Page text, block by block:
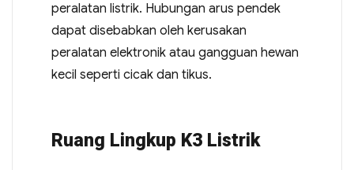
peralatan listrik. Hubungan arus pendek
dapat disebabkan oleh kerusakan
peralatan elektronik atau gangguan hewan
kecil seperti cicak dan tikus.
Ruang Lingkup K3 Listrik